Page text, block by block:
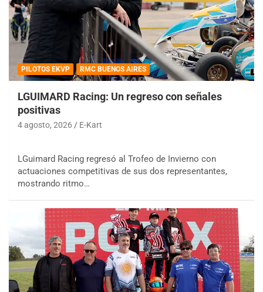
PILOTOS EKVP RMC BUENOS AIRES
LGUIMARD Racing: Un regreso con señales
positivas
4 agosto, 2026 E-Kart
LGuimard Racing regresó al Trofeo de Invierno con
actuaciones competitivas de sus dos representantes,
mostrando ritmo…